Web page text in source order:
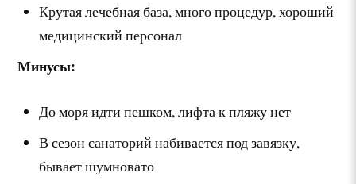
Крутая лечебная база, много процедур, хороший
медицинский персонал
Минусы:
До моря идти пешком, лифта к пляжу нет
В сезон санаторий набивается под завязку,
бывает шумновато